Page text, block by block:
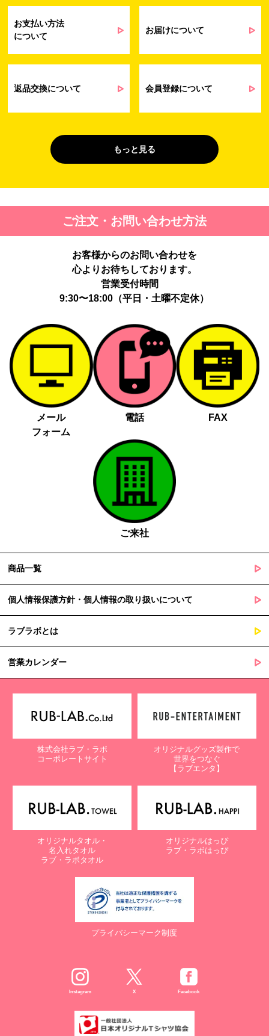
は営業およびマーケティング活動（セミナ
ターなど）に関連する情報を、電子メー
問い合わせへの対応のため
た場合のご対応のため
受託業務
（間接取得）
契約した小売店より委託された先への納
４. 個人情報を第三者に提供することが予定される場合の事項
第三者に提供する目的：パーソナライズ広告配信および効果測定・
最適化のため。
提供する個人情報の項目：Cookie 等の識別子、広告 ID、閲覧・行
動履歴、IP、ブラウザ・端末情報、（同意時）メールアドレス等の
提供の手段又は方法：当社ウェブサイトのタグ・SDK・API 等に
よる安全な電送、又は管理コンソールからの連携。
提供先：広告配信事業者（例：Google LLC等）。
個人情報の取り扱いに関する契約：提供先と個人情報取扱い契約
す。
お客様の個人情報は、以下掲げる場合以外に、事前にご本人の同意
無く第三者に提供することはありません。
法令に基づく場合
人の生命、身体又は財産の保護にために必要がある場合であっ
て、本人の同意を得る事が困難であるとき
公衆衛生の向上又は児童の健全な育成の推進のために特に必要
がある場合であって、本人の同意を得る事が困難であるとき
国の機関若しくは地方公共団体又はその委託を受けた者が法令
の定める事務を遂行することに対して協力する必要がある場合
であって、本人の同意を得ることによって当該事務の遂行に支
障を及ぼすおそれがあるとき
当社は個人情報の取扱業務の全部または一部を外部に業務委託する
その際、弊社は、個人情報を適切に保護できる管理体制を敷き実行
していることを条件として委託先を厳選したうえで、機密保持契約
を委託先と締結し、お客様の個人情報を厳密に管理させます。
６. 個人情報（保有個人データを含む）の利用目的通知、開示・訂
正等、利用停止等の請求
情報の利用目的の通知、開示、訂正・追加・削除、利用停止・消去
たします。これらの請求は、次の窓口にて受け付けております。
〒761-0323 香川県高松市亀田町90-1
株式会社ラブ・ラボ
電子メール：info@rub-lab.com
【認定個人情報保護団体の名称及び、苦情の解決の申出先】
一般財団法人日本情報経済社会推進協会
認定個人情報保護団体事務局
〒106-0032 東京都港区六本木一丁目9番9号 六本木ファースト
７. 個人情報の提供の任意性と提供されない場合に起こりうる影響
８. Cookie（クッキー）等の利用について
当社のウェブサイトでは、お客様に適したサービスや情報、広告等
を提供する目的のため、Cookie（クッキー）及びそれに類する技
お支払い方法
について
お届けについて
返品交換について 会員登録について
もっと見る
ご注文・お問い合わせ方法
お客様からのお問い合わせを
心よりお待ちしております。
営業受付時間
9:30〜18:00（平日・土曜不定休）
メール
フォーム
電話 FAX
ご来社
商品一覧
個人情報保護方針・個人情報の取り扱いについて
ラブラボとは
営業カレンダー
株式会社ラブ・ラボ
コーポレートサイト
オリジナルグッズ製作で
世界をつなぐ
【ラブエンタ】
オリジナルタオル・
名入れタオル
ラブ・ラボタオル
オリジナルはっぴ
ラブ・ラボはっぴ
プライバシーマーク制度
Instagram X Facebook